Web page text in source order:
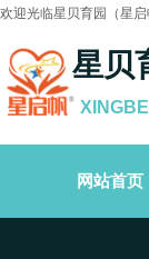
星贝
欢迎光临星贝育园（星
网站首页